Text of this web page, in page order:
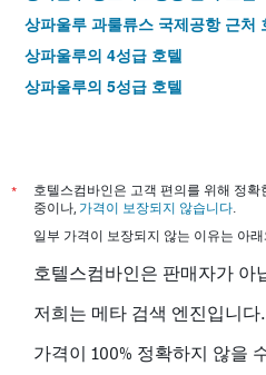
는
1
개
의
Y
니
다.
상파울루 과룰류스 국제공항 근처
상파울루​의 4​성급 호텔
상파울루​의 5​성급 호텔
*
호텔스컴바인은 고객 편의를 위해 정
중이나, 가격이 보장되지 않습니다.
일부 가격이 보장되지 않는 이유는 아
호텔스컴바인은 판매자가 아
저희는 메타 검색 엔진입니다.
가격이 100% 정확하지 않을